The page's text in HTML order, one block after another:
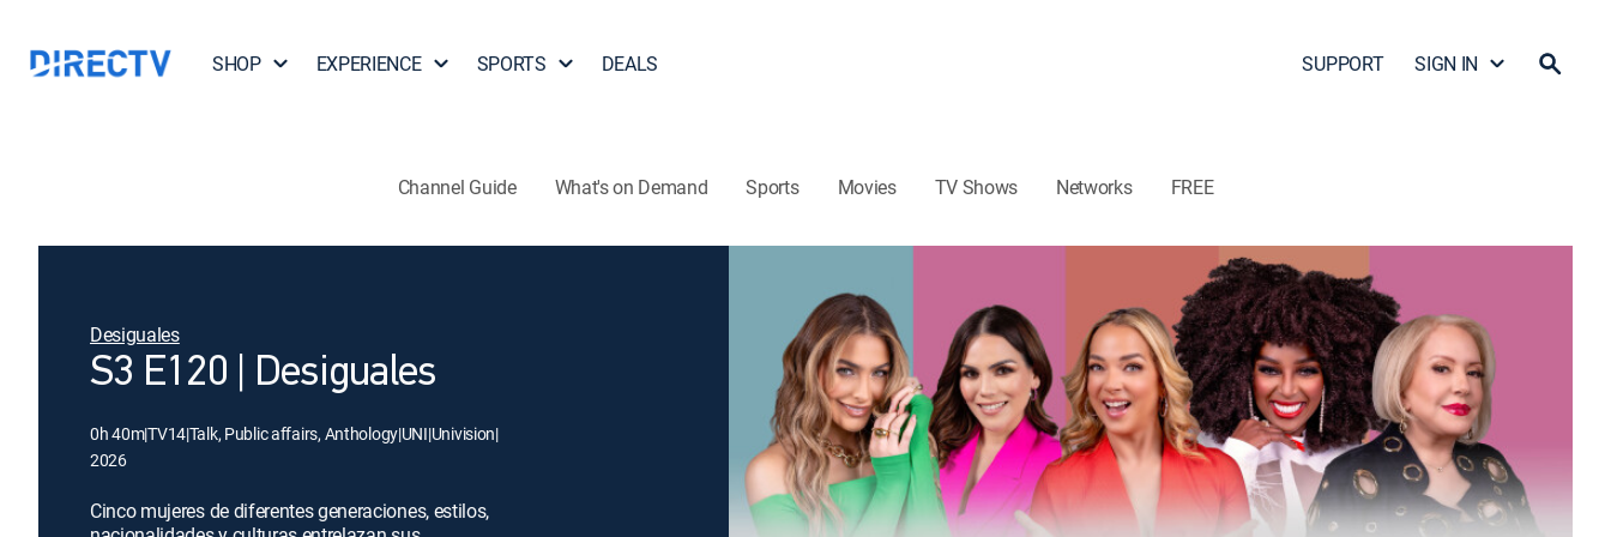
SHOP EXPERIENCE SPORTS DEALS SUPPORT SIGN IN
Channel Guide What's on Demand Sports Movies TV Shows Networks FREE
Desiguales
S3 E120 | Desiguales
0h 40m|TV14|Talk, Public affairs, Anthology|UNI|Univision|
2026
Cinco mujeres de diferentes generaciones, estilos,